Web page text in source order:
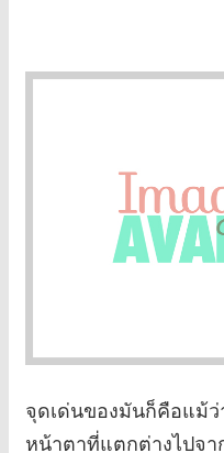
จุดเด่นของมันก็คือแม้ว่
หน้าตาที่แตกต่างไปจ